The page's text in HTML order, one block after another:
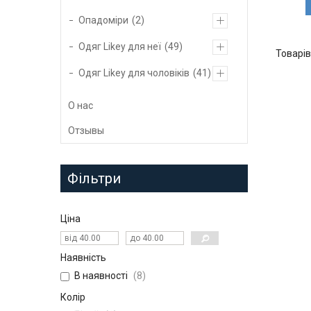
Опадоміри 2
Одяг Likey для неї 49
Одяг Likey для чоловіків 41
О нас
Отзывы
Фільтри
Ціна
Наявність
В наявності
8
Колір